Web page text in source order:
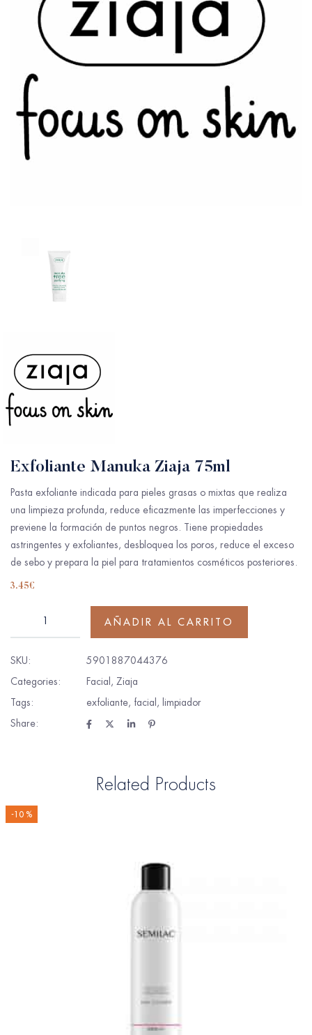
Exfoliante Manuka Ziaja 75ml
Pasta exfoliante indicada para pieles grasas o mixtas que realiza
una limpieza profunda, reduce eficazmente las imperfecciones y
previene la formación de puntos negros. Tiene propiedades
astringentes y exfoliantes, desbloquea los poros, reduce el exceso
de sebo y prepara la piel para tratamientos cosméticos posteriores.
3.45€
AÑADIR AL CARRITO
SKU:
5901887044376
Categories:
Facial , Ziaja
Tags:
exfoliante, facial , limpiador
Share:
Related Products
-10 %